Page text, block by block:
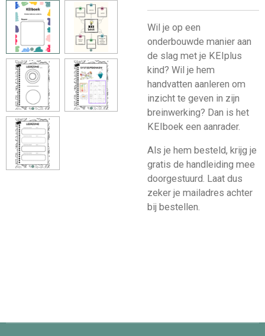
Wil je op een
onderbouwde manier aan
de slag met je KEIplus
kind? Wil je hem
handvatten aanleren om
inzicht te geven in zijn
breinwerking? Dan is het
KEIboek een aanrader.
Als je hem besteld, krijg je
gratis de handleiding mee
doorgestuurd. Laat dus
zeker je mailadres achter
bij bestellen.